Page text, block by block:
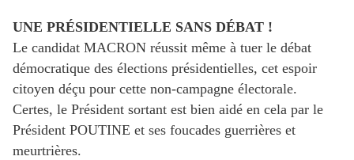
UNE PRÉSIDENTIELLE SANS DÉBAT !
Le candidat MACRON réussit même à tuer le débat
démocratique des élections présidentielles, cet espoir
citoyen déçu pour cette non-campagne électorale.
Certes, le Président sortant est bien aidé en cela par le
Président POUTINE et ses foucades guerrières et
meurtrières.